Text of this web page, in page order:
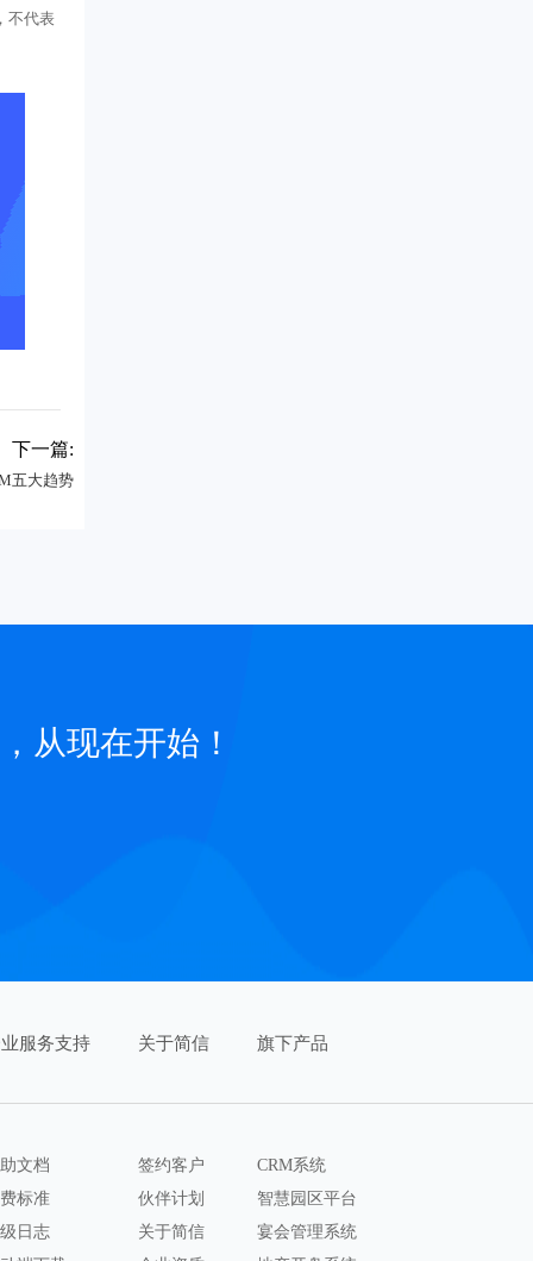
不代表
下一篇:
五大趋势
从现在开始！
服务支持
文档
标准
日志
关于简信
签约客户
伙伴计划
关于简信
旗下产品
CRM系统
智慧园区平台
宴会管理系统